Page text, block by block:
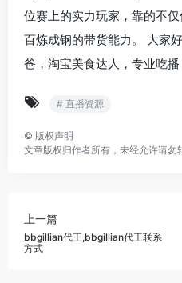
位赛上的实力玩家，靠的不
百炼成钢的带货能力。 大家
爸，淘宝美食达人，专业吃播
# 直播资源
© 版权声明
文章版权归作者所有，未经允许请勿
上一篇
bbgillian代王,bbgillian代王联系
方式